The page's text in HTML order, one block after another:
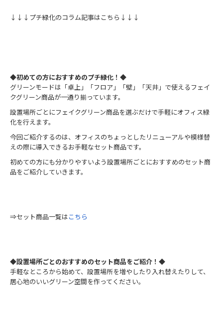
↓↓↓プチ緑化のコラム記事はこちら↓↓↓
◆初めての方におすすめのプチ緑化！◆
グリーンモードは「卓上」「フロア」「壁」「天井」で使えるフェイ
クグリーン商品が一通り揃っています。
設置場所ごとにフェイクグリーン商品を選ぶだけで手軽にオフィス緑
化を行えます。
今回ご紹介するのは、オフィスのちょっとしたリニューアルや模様替
えの際に導入できるお手軽なセット商品です。
初めての方にも分かりやすいよう設置場所ごとにおすすめのセット商
品をご紹介していきます。
⇒セット商品一覧はこちら
◆設置場所ごとのおすすめのセット商品をご紹介！◆
手軽なところから始めて、設置場所を増やしたり入れ替えたりして、
居心地のいいグリーン空間を作ってください。